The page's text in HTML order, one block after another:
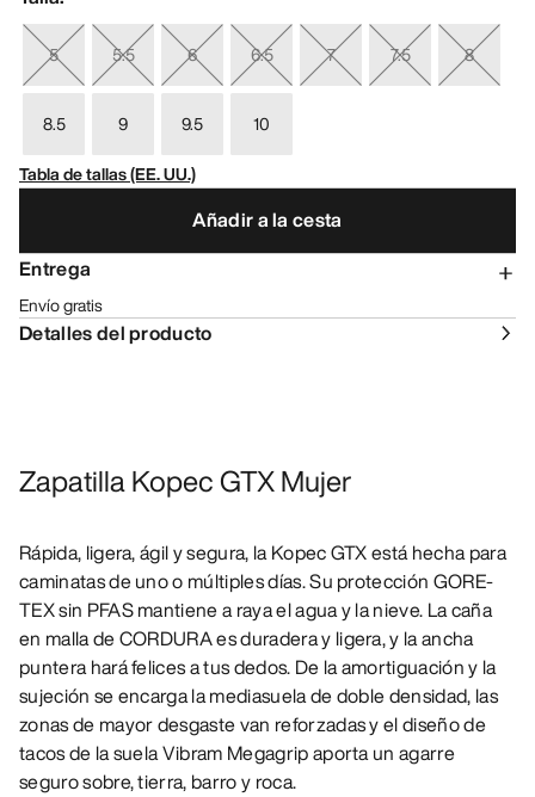
5 5.5 6 6.5 7 7.5 8
8.5 9 9.5
10
Tabla de tallas (EE. UU.)
Añadir a la cesta
Entrega
Envío gratis
Detalles del producto
Zapatilla Kopec GTX Mujer
Rápida, ligera, ágil y segura, la Kopec GTX está hecha para
caminatas de uno o múltiples días. Su protección GORE-
TEX sin PFAS mantiene a raya el agua y la nieve. La caña
en malla de CORDURA es duradera y ligera, y la ancha
puntera hará felices a tus dedos. De la amortiguación y la
sujeción se encarga la mediasuela de doble densidad, las
zonas de mayor desgaste van reforzadas y el diseño de
tacos de la suela Vibram Megagrip aporta un agarre
seguro sobre, tierra, barro y roca.